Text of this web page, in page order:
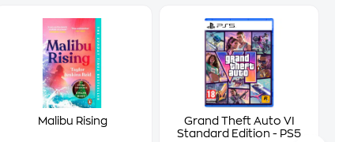
Malibu Rising
Grand Theft Auto VI
Standard Edition - PS5